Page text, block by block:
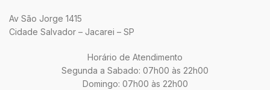
Av São Jorge 1415
Cidade Salvador – Jacarei – SP
Horário de Atendimento
Segunda a Sabado: 07h00 às 22h00
Domingo: 07h00 às 22h00